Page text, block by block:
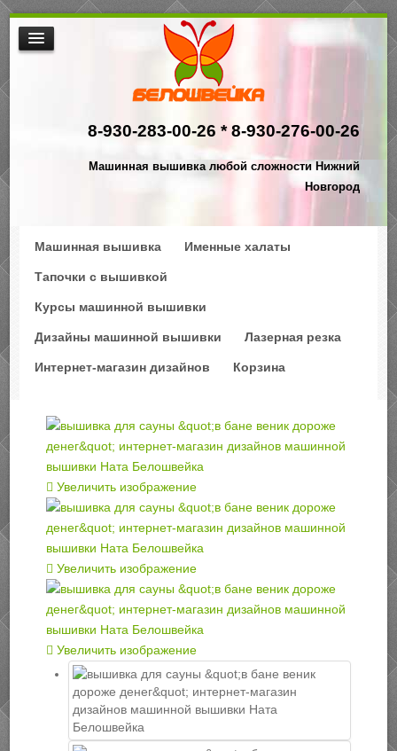
8-930-283-00-26 *8-930-276-00-26
Машинная вышивка любой сложности Нижний
Новгород
МАШИННАЯ ВЫШИВКА
НАША ПРОДУКЦИЯ
$АКЦИИ
Машинная вышивка Именные халаты
Тапочки с вышивкой
Курсы машинной вышивки
Дизайны машинной вышивки Лазерная резка
Интернет-магазин дизайнов Корзина
Увеличить изображение
Увеличить изображение
Увеличить изображение